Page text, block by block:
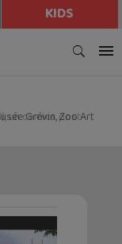
KIDS
Grévin, Zoo Art